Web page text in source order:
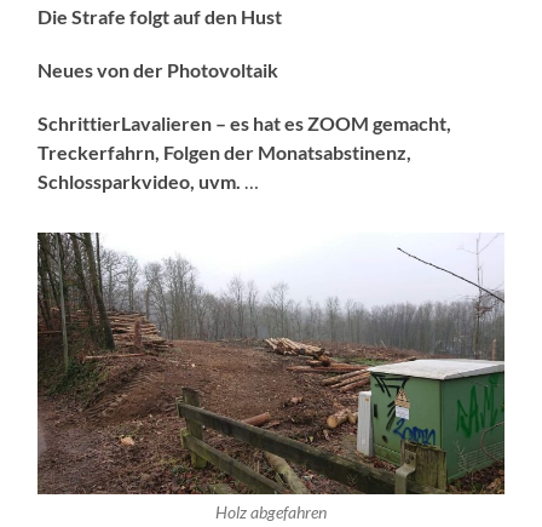
Die Strafe folgt auf den Hust
Neues von der Photovoltaik
SchrittierLavalieren – es hat es ZOOM gemacht,
Treckerfahrn, Folgen der Monatsabstinenz,
Schlossparkvideo, uvm. …
Holz abgefahren